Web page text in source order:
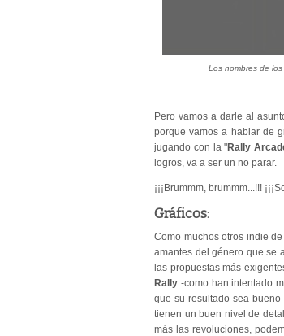
Los nombres de
Pero vamos a darle al
porque vamos a hablar de
jugando con la "Rally
logros, va a ser un no parar.
¡¡¡Brummm, brummm...!!!
Gráficos:
Como muchos otros indie
amantes del género que se
las propuestas más
Rally -como han intentado
que su resultado sea
tienen un buen nivel de
más las revoluciones,